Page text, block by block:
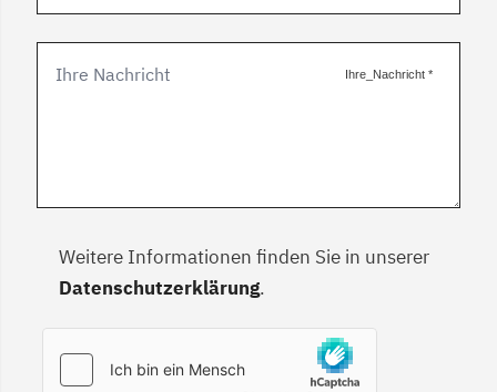
Ihre_Nachricht *
Weitere Informationen finden Sie in unserer
Datenschutzerklärung.